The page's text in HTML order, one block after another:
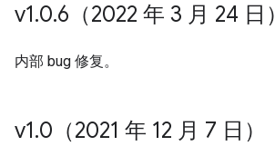
v1.0.6（2022 年 3 月 24 日）
内部 bug 修复。
v1.0（2021 年 12 月 7 日）